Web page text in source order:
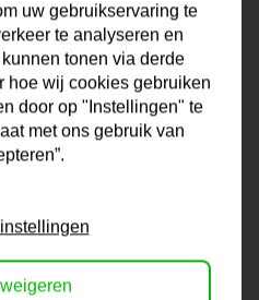
een uniforme uitstraling en
met
uw gebruikservaring te
te analyseren en
tonen via derde
hoe wij cookies gebruiken
door op "Instellingen" te
met ons gebruik van